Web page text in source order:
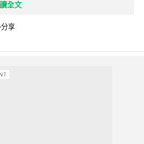
全文
分享